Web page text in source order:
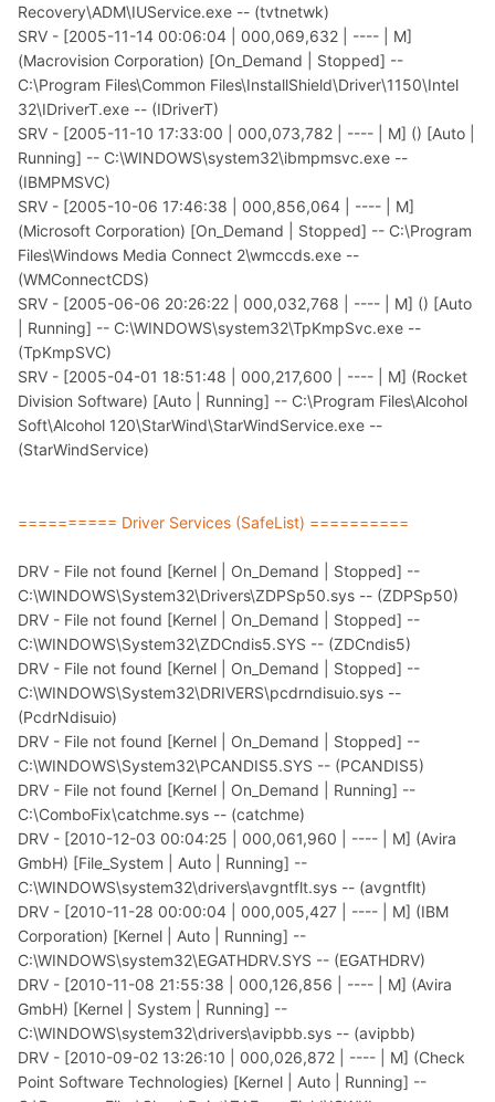
Recovery\ADM\IUService.exe -- (tvtnetwk)
SRV - [2005-11-14 00:06:04 | 000,069,632 | ---- | M]
(Macrovision Corporation) [On_Demand | Stopped] --
C:\Program Files\Common Files\InstallShield\Driver\1150\Intel
32\IDriverT.exe -- (IDriverT)
SRV - [2005-11-10 17:33:00 | 000,073,782 | ---- | M] () [Auto |
Running] -- C:\WINDOWS\system32\ibmpmsvc.exe --
(IBMPMSVC)
SRV - [2005-10-06 17:46:38 | 000,856,064 | ---- | M]
(Microsoft Corporation) [On_Demand | Stopped] -- C:\Program
Files\Windows Media Connect 2\wmccds.exe --
(WMConnectCDS)
SRV - [2005-06-06 20:26:22 | 000,032,768 | ---- | M] () [Auto
| Running] -- C:\WINDOWS\system32\TpKmpSvc.exe --
(TpKmpSVC)
SRV - [2005-04-01 18:51:48 | 000,217,600 | ---- | M] (Rocket
Division Software) [Auto | Running] -- C:\Program Files\Alcohol
Soft\Alcohol 120\StarWind\StarWindService.exe --
(StarWindService)
========== Driver Services (SafeList) ==========
DRV - File not found [Kernel | On_Demand | Stopped] --
C:\WINDOWS\System32\Drivers\ZDPSp50.sys -- (ZDPSp50)
DRV - File not found [Kernel | On_Demand | Stopped] --
C:\WINDOWS\System32\ZDCndis5.SYS -- (ZDCndis5)
DRV - File not found [Kernel | On_Demand | Stopped] --
C:\WINDOWS\System32\DRIVERS\pcdrndisuio.sys --
(PcdrNdisuio)
DRV - File not found [Kernel | On_Demand | Stopped] --
C:\WINDOWS\System32\PCANDIS5.SYS -- (PCANDIS5)
DRV - File not found [Kernel | On_Demand | Running] --
C:\ComboFix\catchme.sys -- (catchme)
DRV - [2010-12-03 00:04:25 | 000,061,960 | ---- | M] (Avira
GmbH) [File_System | Auto | Running] --
C:\WINDOWS\system32\drivers\avgntflt.sys -- (avgntflt)
DRV - [2010-11-28 00:00:04 | 000,005,427 | ---- | M] (IBM
Corporation) [Kernel | Auto | Running] --
C:\WINDOWS\system32\EGATHDRV.SYS -- (EGATHDRV)
DRV - [2010-11-08 21:55:38 | 000,126,856 | ---- | M] (Avira
GmbH) [Kernel | System | Running] --
C:\WINDOWS\system32\drivers\avipbb.sys -- (avipbb)
DRV - [2010-09-02 13:26:10 | 000,026,872 | ---- | M] (Check
Point Software Technologies) [Kernel | Auto | Running] --